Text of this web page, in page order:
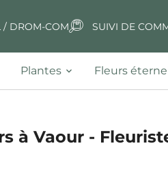
/ DROM-COM SUIVI DE
Plantes Fleurs
à Vaour -